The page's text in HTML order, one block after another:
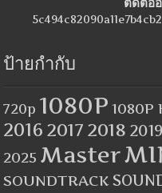
ป้ายกำกับ
720p 1080P 1080P
2016 2017 2018 2019
2025 Master
SOUNDTRACK